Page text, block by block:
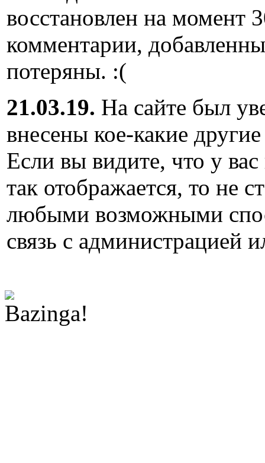
восстановлен на
комментарии,
потеряны. :(
21.03.19. На сайте был
внесены кое-какие
Если вы видите, что у
так отображается, то не
любыми возможными
связь с администрацией